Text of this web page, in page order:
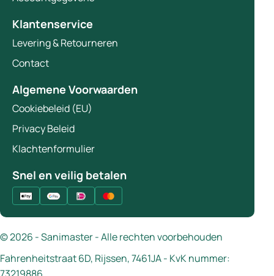
Klantenservice
Levering & Retourneren
Contact
Algemene Voorwaarden
Cookiebeleid (EU)
Privacy Beleid
Klachtenformulier
Snel en veilig betalen
© 2026 - Sanimaster - Alle rechten voorbehouden
Fahrenheitstraat 6D, Rijssen, 7461JA - KvK nummer: